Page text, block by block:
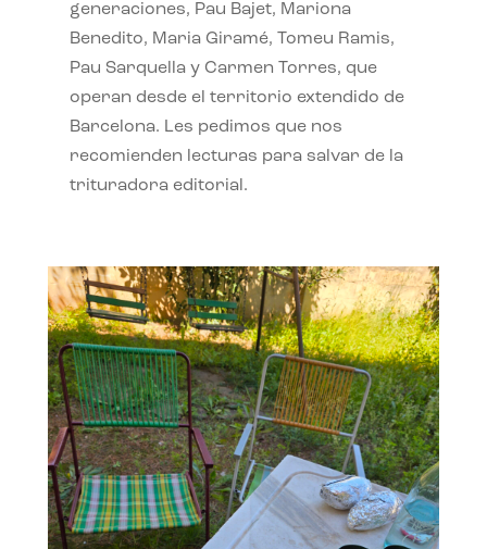
generaciones, Pau Bajet, Mariona
Benedito, Maria Giramé, Tomeu Ramis,
Pau Sarquella y Carmen Torres, que
operan desde el territorio extendido de
Barcelona. Les pedimos que nos
recomienden lecturas para salvar de la
trituradora editorial.